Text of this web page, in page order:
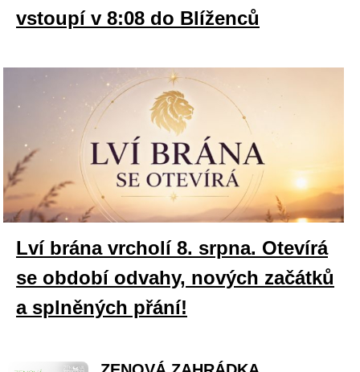
vstoupí v 8:08 do Blíženců
Lví brána vrcholí 8. srpna. Otevírá
se období odvahy, nových začátků
a splněných přání!